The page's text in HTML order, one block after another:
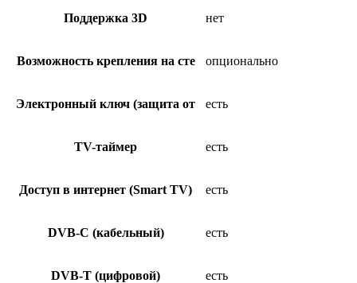
Поддержка 3D нет
Возможность крепления на сте опционально
Электронный ключ (защита от есть
TV-таймер есть
Доступ в интернет (Smart TV) есть
DVB-C (кабельный) есть
DVB-T (цифровой) есть